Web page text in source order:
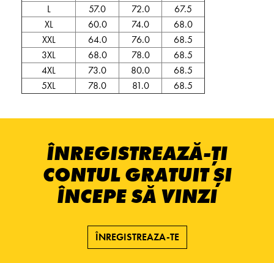
L
57.0 72.0
67.5
XL
60.0 74.0
68.0
XXL
64.0 76.0
68.5
3XL
68.0 78.0
68.5
4XL
73.0 80.0
68.5
5XL
78.0 81.0 68.5
ÎNREGISTREAZĂ-ȚI
CONTUL GRATUIT ȘI
ÎNCEPE SĂ VINZI
ÎNREGISTREAZA-TE